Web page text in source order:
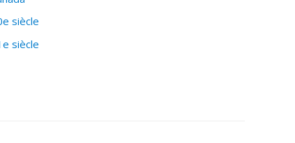
siècle
siècle